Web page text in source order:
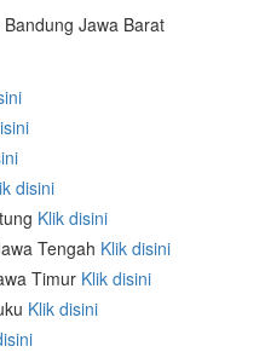
Jawa Barat
disini
Klik disini
Tengah Klik disini
Timur Klik disini
Klik disini